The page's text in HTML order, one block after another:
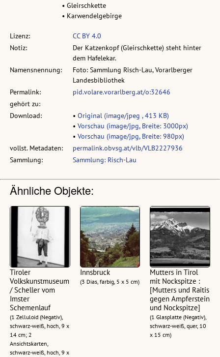
• Gleirschkette
• Karwendelgebirge
Lizenz:
CC BY 4.0
Notiz:
Der Katzenkopf (Gleirschkette) steht hinter
dem Hafelekar.
Namensnennung:
Foto: Sammlung Risch-Lau, Vorarlberger
Landesbibliothek
Permalink:
pid.volare.vorarlberg.at/o:32646
gehört zu:
Download:
• Original (image/jpeg , 413 KB)
• Vorschau (image/jpg, Breite: 3000px)
• Vorschau (image/jpg, Breite: 980px)
vollst. Metadaten:
permalink.obvsg.at/vlb/VLB2227936
Sammlung:
Sammlung: Risch-Lau
Ähnliche Objekte:
Tiroler
Volkskunstmuseum
/ Scheller vom
Imster
Schemenlauf
(1 Zelluloid (Negativ),
schwarz-weiß, hoch, 9 x
14 cm; 2
Ansichtskarten,
schwarz-weiß, hoch, 9 x
Innsbruck
(3 Dias, farbig, 5 x 5 cm)
Mutters in Tirol
mit Nockspitze :
[Mutters und Raitis
gegen Ampferstein
und Nockspitze]
(1 Glasplatte (Negativ),
schwarz-weiß, quer, 10
x 15 cm)